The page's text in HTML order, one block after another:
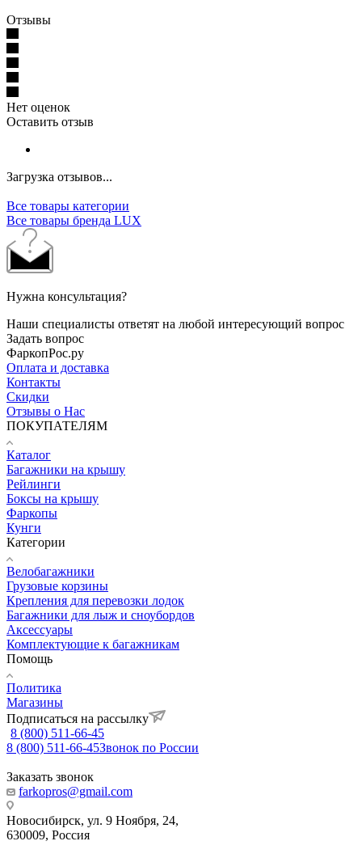
Отзывы
Нет оценок
Оставить отзыв
Загрузка отзывов...
Все товары категории
Все товары бренда LUX
Нужна консультация?
Наши специалисты ответят на любой интересующий вопрос
Задать вопрос
ФаркопРос.ру
Оплата и доставка
Контакты
Скидки
Отзывы о Нас
ПОКУПАТЕЛЯМ
Каталог
Багажники на крышу
Рейлинги
Боксы на крышу
Фаркопы
Кунги
Категории
Велобагажники
Грузовые корзины
Крепления для перевозки лодок
Багажники для лыж и сноубордов
Аксессуары
Комплектующие к багажникам
Помощь
Политика
Магазины
Подписаться на рассылку
8 (800) 511-66-45
8 (800) 511-66-45Звонок по России
Заказать звонок
farkopros@gmail.com
Новосибирск, ул. 9 Ноября, 24,
630009, Россия